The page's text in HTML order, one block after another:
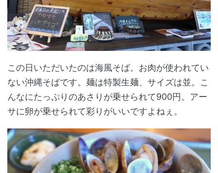
この日いただいたのは海風そば。お肉が使われてい
ない沖縄そばです。麺は特製生麺、サイズは並。こ
んなにたっぷりのあさりが乗せられて900円。アー
サに卵が乗せられて彩りがいいですよねぇ。